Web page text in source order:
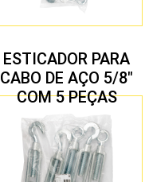
ESTICADOR PARA
CABO DE AÇO 5/8″
COM 5 PEÇAS